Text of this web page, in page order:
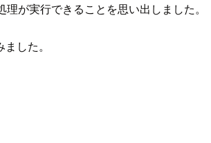
が実行できることを思い出しました。
した。